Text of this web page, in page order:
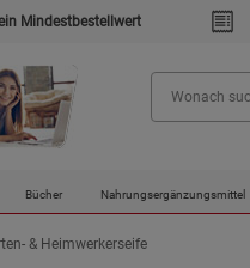
Mindestbestellwert
Bücher Nahrungsergänzungsmittel
& Heimwerkerseife